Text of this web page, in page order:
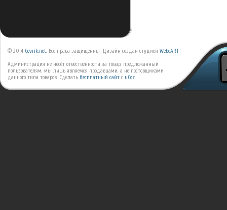
© 2014 Covrik.net. Все права защищенны. Дизайн создан студией WebeART
Администрация не несёт отвественности за товар, предложанный
пользователям, мы лишь являемся продавцами, а не постовщиками
данного типа товаров. Сделать бесплатный сайт с uCoz